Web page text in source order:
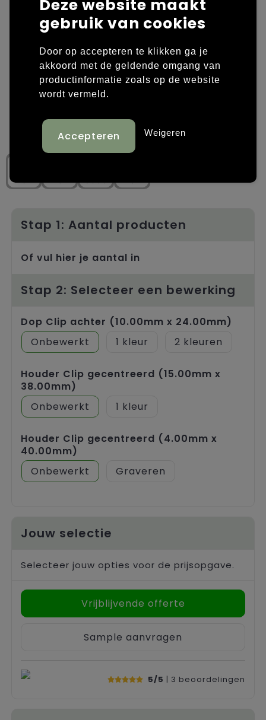
Laptop hoezen en tassen
Overige tassen
Papieren tassen
Reistassen
Schoudertassen
Overige kleding
Polo's
Sweaters bedrukken
Vesten bedrukken
Stap 1: Aantal producten
Of vul hier je aantal in
Stap 2: Selecteer een bewerking
Dop Clip achter (10.00mm x 24.00mm)
Onbewerkt
1 2
Houder Clip gecentreerd (15.00mm x
38.00mm)
Onbewerkt
1
Houder Clip gecentreerd (4.00mm x
40.00mm)
Onbewerkt
Graveren
Jouw selectie
Selecteer jouw opties voor de prijsopgave.
Vrijblijvende offerte
Sample aanvragen
5/5 | 3 beoordelingen
Deze website maakt
gebruik van cookies
Door op accepteren te klikken ga je
akkoord met de geldende omgang van
productinformatie zoals op de website
wordt vermeld.
Weigeren